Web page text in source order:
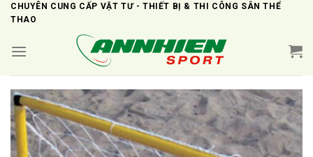
SkipCHUYÊN CUNG CẤP VẬT TƯ - THIẾT BỊ & THI CÔNG SÂN THỂ
THAO